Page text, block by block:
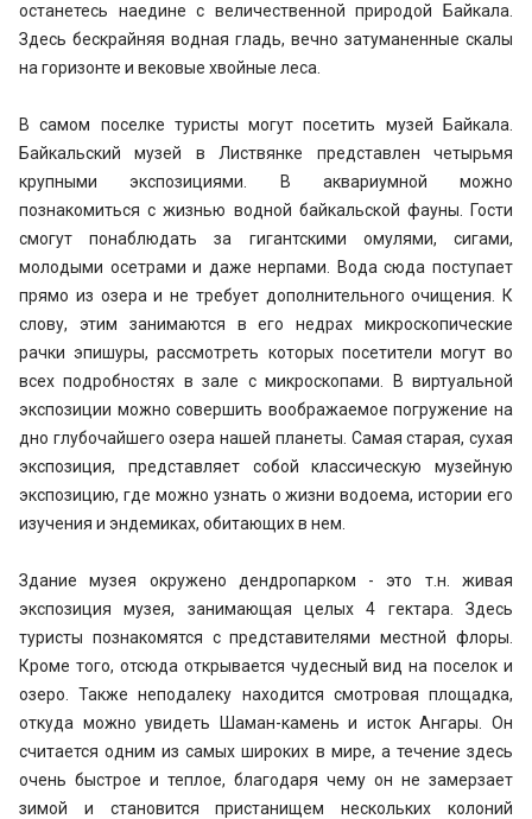
останетесь наедине с величественной природой Байкала.
Здесь бескрайняя водная гладь, вечно затуманенные скалы
на горизонте и вековые хвойные леса.
В самом поселке туристы могут посетить музей Байкала.
Байкальский музей в Листвянке представлен четырьмя
крупными экспозициями. В аквариумной можно
познакомиться с жизнью водной байкальской фауны. Гости
смогут понаблюдать за гигантскими омулями, сигами,
молодыми осетрами и даже нерпами. Вода сюда поступает
прямо из озера и не требует дополнительного очищения. К
слову, этим занимаются в его недрах микроскопические
рачки эпишуры, рассмотреть которых посетители могут во
всех подробностях в зале с микроскопами. В виртуальной
экспозиции можно совершить воображаемое погружение на
дно глубочайшего озера нашей планеты. Самая старая, сухая
экспозиция, представляет собой классическую музейную
экспозицию, где можно узнать о жизни водоема, истории его
изучения и эндемиках, обитающих в нем.
Здание музея окружено дендропарком - это т.н. живая
экспозиция музея, занимающая целых 4 гектара. Здесь
туристы познакомятся с представителями местной флоры.
Кроме того, отсюда открывается чудесный вид на поселок и
озеро. Также неподалеку находится смотровая площадка,
откуда можно увидеть Шаман-камень и исток Ангары. Он
считается одним из самых широких в мире, а течение здесь
очень быстрое и теплое, благодаря чему он не замерзает
зимой и становится пристанищем нескольких колоний